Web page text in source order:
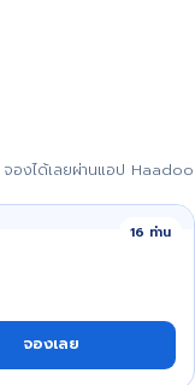
งได้เลยผ่านแอป Haadoo
16 ท่าน
จองเลย